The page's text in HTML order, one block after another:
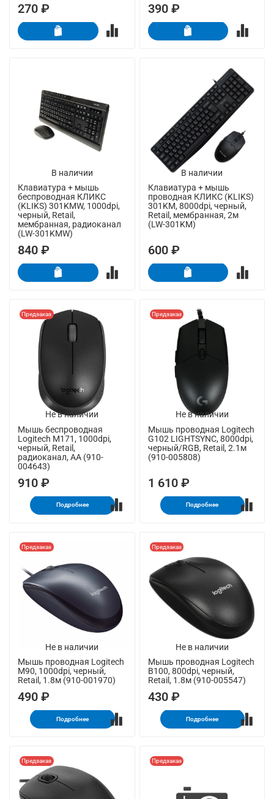
270 ₽ 390 ₽
В наличии
Клавиатура + мышь
беспроводная КЛИКС
(KLIKS) 301KMW, 1000dpi,
черный, Retail,
мембранная, радиоканал
(LW-301KMW)
840 ₽
В наличии
Клавиатура + мышь
проводная КЛИКС (KLIKS)
301KM, 8000dpi, черный,
Retail, мембранная, 2м
(LW-301KM)
600 ₽
Не в наличии
Предзаказ
Мышь беспроводная
Logitech M171, 1000dpi,
черный, Retail,
радиоканал, AA (910-
004643)
910 ₽
Подробнее
Не в наличии
Предзаказ
Мышь проводная Logitech
G102 LIGHTSYNC, 8000dpi,
черный/RGB, Retail, 2.1м
(910-005808)
1 610 ₽
Подробнее
Не в наличии
Предзаказ
Мышь проводная Logitech
M90, 1000dpi, черный,
Retail, 1.8м (910-001970)
490 ₽
Подробнее
Не в наличии
Предзаказ
Мышь проводная Logitech
B100, 800dpi, черный,
Retail, 1.8м (910-005547)
430 ₽
Подробнее
Предзаказ Предзаказ